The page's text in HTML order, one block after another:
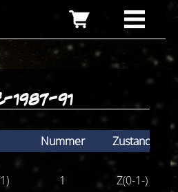
91
Nummer Zustand
1 Z(0-1-)